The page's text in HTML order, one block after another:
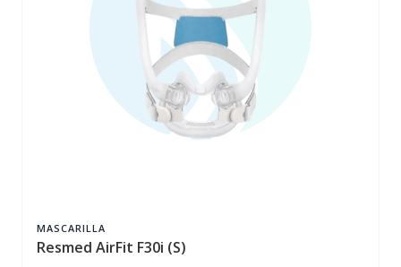
MASCARILLA
Resmed AirFit F30i (S)